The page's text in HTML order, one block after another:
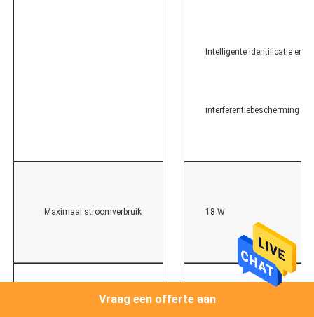
Intelligente identificatie en
interferentiebescherming
Maximaal stroomverbruik 18 W
Vraag een offerte aan